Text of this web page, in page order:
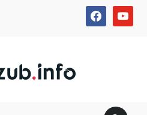
facebookyoutube